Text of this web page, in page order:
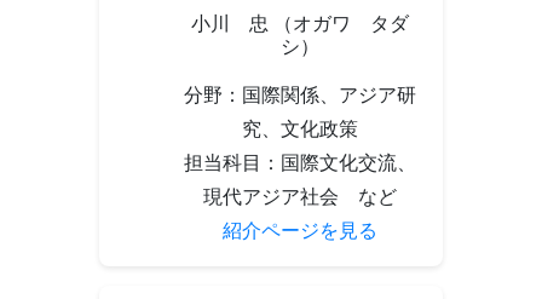
小川 忠 （オガワ タダ
シ）
分野：国際関係、アジア研
究、文化政策
担当科目：国際文化交流、
現代アジア社会 など
紹介ページを見る